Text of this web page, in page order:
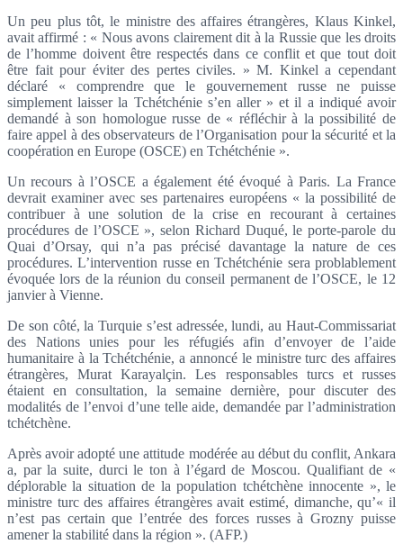
Un peu plus tôt, le ministre des affaires étrangères, Klaus Kinkel,
avait affirmé : « Nous avons clairement dit à la Russie que les droits
de l’homme doivent être respectés dans ce conflit et que tout doit
être fait pour éviter des pertes civiles. » M. Kinkel a cependant
déclaré « comprendre que le gouvernement russe ne puisse
simplement laisser la Tchétchénie s’en aller » et il a indiqué avoir
demandé à son homologue russe de « réfléchir à la possibilité de
faire appel à des observateurs de l’Organisation pour la sécurité et la
coopération en Europe (OSCE) en Tchétchénie ».
Un recours à l’OSCE a également été évoqué à Paris. La France
devrait examiner avec ses partenaires européens « la possibilité de
contribuer à une solution de la crise en recourant à certaines
procédures de l’OSCE », selon Richard Duqué, le porte-parole du
Quai d’Orsay, qui n’a pas précisé davantage la nature de ces
procédures. L’intervention russe en Tchétchénie sera problablement
évoquée lors de la réunion du conseil permanent de l’OSCE, le 12
janvier à Vienne.
De son côté, la Turquie s’est adressée, lundi, au Haut-Commissariat
des Nations unies pour les réfugiés afin d’envoyer de l’aide
humanitaire à la Tchétchénie, a annoncé le ministre turc des affaires
étrangères, Murat Karayalçin. Les responsables turcs et russes
étaient en consultation, la semaine dernière, pour discuter des
modalités de l’envoi d’une telle aide, demandée par l’administration
tchétchène.
Après avoir adopté une attitude modérée au début du conflit, Ankara
a, par la suite, durci le ton à l’égard de Moscou. Qualifiant de «
déplorable la situation de la population tchétchène innocente », le
ministre turc des affaires étrangères avait estimé, dimanche, qu’« il
n’est pas certain que l’entrée des forces russes à Grozny puisse
amener la stabilité dans la région ». (AFP.)